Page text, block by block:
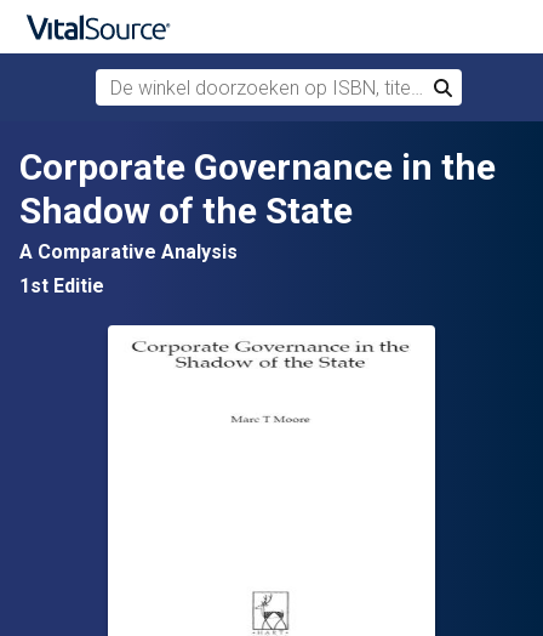
De winkel doorzoeken op ISBN, titel of auteur
Zoek
Corporate Governance in the
Shadow of the State
A Comparative Analysis
1st Editie